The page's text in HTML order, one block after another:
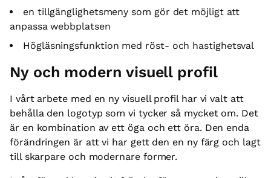
en tillgänglighetsmeny som gör det möjligt att
anpassa webbplatsen
Högläsningsfunktion med röst- och hastighetsval
Ny och modern visuell profil
I vårt arbete med en ny visuell profil har vi valt att
behålla den logotyp som vi tycker så mycket om. Det
är en kombination av ett öga och ett öra. Den enda
förändringen är att vi har gett den en ny färg och lagt
till skarpare och modernare former.